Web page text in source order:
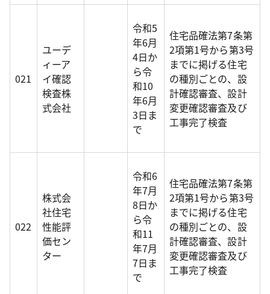
021
ユーデ
ィーア
イ確認
検査株
式会社
令和5
年6月
4日か
ら令
和10
年6月
3日ま
で
住宅品確法第7条第
2項第1号から第3号
までに掲げる住宅
の種別ごとの、設
計確認審査、設計
変更確認審査及び
工事完了検査
022
株式会
社住宅
性能評
価セン
ター
令和6
年7月
8日か
ら令
和11
年7月
7日ま
で
住宅品確法第7条第
2項第1号から第3号
までに掲げる住宅
の種別ごとの、設
計確認審査、設計
変更確認審査及び
工事完了検査